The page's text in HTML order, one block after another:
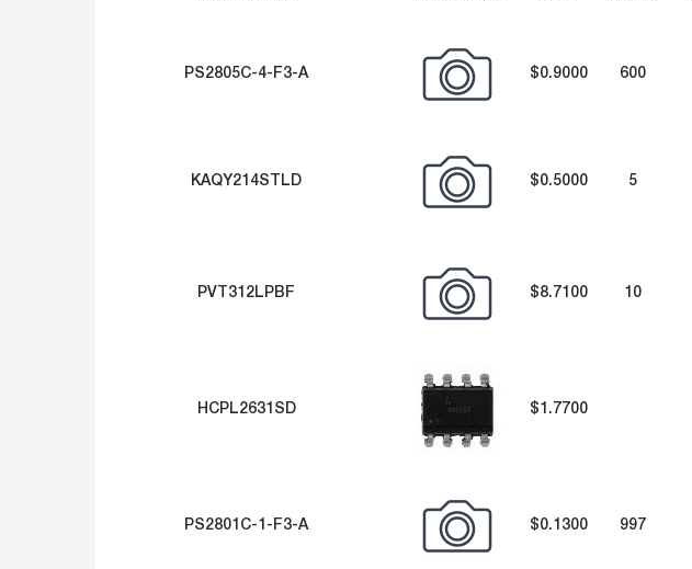
PS2805C-4-F3-A $0.9000 600
KAQY214STLD $0.5000 5
PVT312LPBF $8.7100 10
HCPL2631SD $1.7700
PS2801C-1-F3-A $0.1300 997